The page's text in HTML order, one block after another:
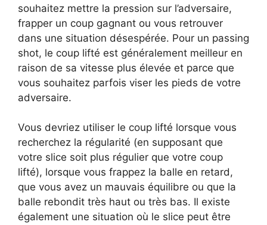
souhaitez mettre la pression sur l’adversaire,
frapper un coup gagnant ou vous retrouver
dans une situation désespérée. Pour un passing
shot, le coup lifté est généralement meilleur en
raison de sa vitesse plus élevée et parce que
vous souhaitez parfois viser les pieds de votre
adversaire.
Vous devriez utiliser le coup lifté lorsque vous
recherchez la régularité (en supposant que
votre slice soit plus régulier que votre coup
lifté), lorsque vous frappez la balle en retard,
que vous avez un mauvais équilibre ou que la
balle rebondit très haut ou très bas. Il existe
également une situation où le slice peut être